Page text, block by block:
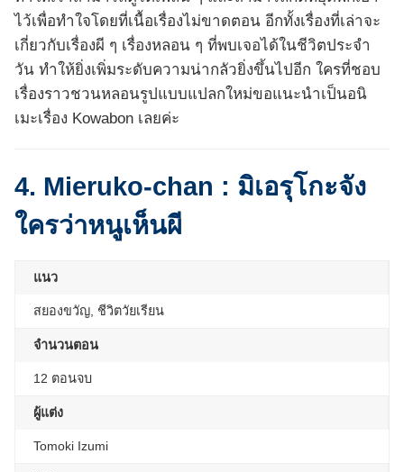
ไว้เพื่อทำใจโดยที่เนื้อเรื่องไม่ขาดตอน อีกทั้งเรื่องที่เล่าจะ
เกี่ยวกับเรื่องผี ๆ เรื่องหลอน ๆ ที่พบเจอได้ในชีวิตประจำ
วัน ทำให้ยิ่งเพิ่มระดับความน่ากลัวยิ่งขึ้นไปอีก ใครที่ชอบ
เรื่องราวชวนหลอนรูปแบบแปลกใหม่ขอแนะนำเป็นอนิ
เมะเรื่อง Kowabon เลยค่ะ
4. Mieruko-chan : มิเอรุโกะจัง
ใครว่าหนูเห็นผี
แนว
สยองขวัญ, ชีวิตวัยเรียน
จำนวนตอน
12 ตอนจบ
ผู้แต่ง
Tomoki Izumi